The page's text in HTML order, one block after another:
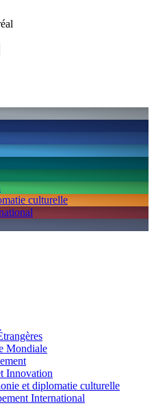
culturelle
Mondiale
Innovation
et diplomatie culturelle
International